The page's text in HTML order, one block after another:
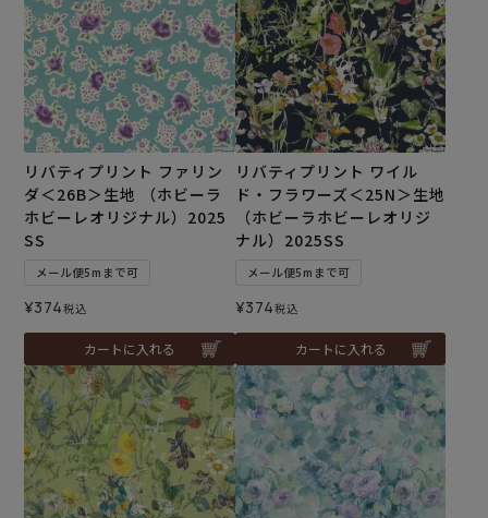
リバティプリント ファリン
ダ＜26B＞生地 （ホビーラ
ホビーレオリジナル）2025
SS
メール便5mまで可
¥374税込
カートに入れる
リバティプリント ワイル
ド・フラワーズ＜25N＞生地
（ホビーラホビーレオリジ
ナル）2025SS
メール便5mまで可
¥374税込
カートに入れる